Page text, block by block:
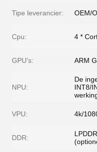
Tipe leverancier: OEM/
Cpu: 4 *
GPU's: ARM
NPU:
De
INT8/
VPU: 4k/
DDR: